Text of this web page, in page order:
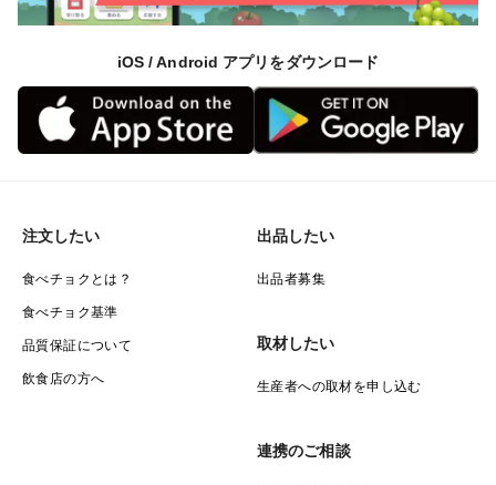
iOS / Android アプリをダウンロード
注文したい
食べチョクとは？
食べチョク基準
品質保証について
飲食店の方へ
出品したい
出品者募集
取材したい
生産者への取材を申し込む
連携のご相談